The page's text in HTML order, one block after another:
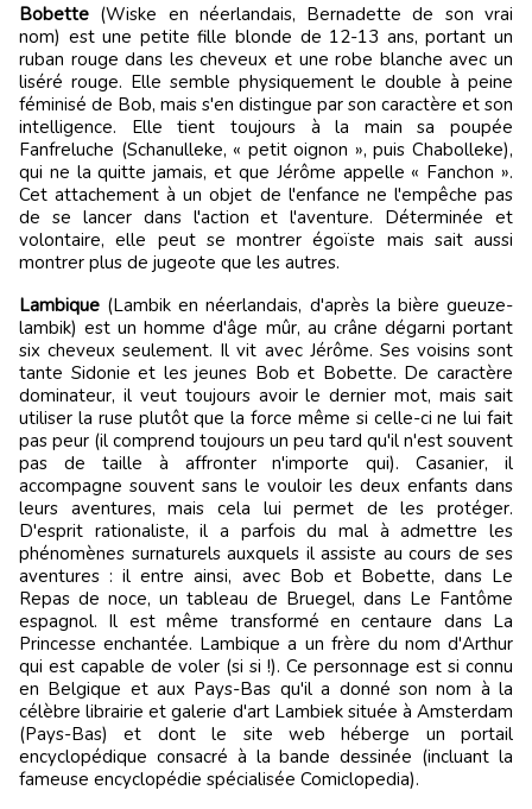
Bobette (Wiske en néerlandais, Bernadette de son vrai
nom) est une petite fille blonde de 12-13 ans, portant un
ruban rouge dans les cheveux et une robe blanche avec un
liséré rouge. Elle semble physiquement le double à peine
féminisé de Bob, mais s'en distingue par son caractère et son
intelligence. Elle tient toujours à la main sa poupée
Fanfreluche (Schanulleke, « petit oignon », puis Chabolleke),
qui ne la quitte jamais, et que Jérôme appelle « Fanchon ».
Cet attachement à un objet de l'enfance ne l'empêche pas
de se lancer dans l'action et l'aventure. Déterminée et
volontaire, elle peut se montrer égoïste mais sait aussi
montrer plus de jugeote que les autres.
Lambique (Lambik en néerlandais, d'après la bière gueuze-
lambik) est un homme d'âge mûr, au crâne dégarni portant
six cheveux seulement. Il vit avec Jérôme. Ses voisins sont
tante Sidonie et les jeunes Bob et Bobette. De caractère
dominateur, il veut toujours avoir le dernier mot, mais sait
utiliser la ruse plutôt que la force même si celle-ci ne lui fait
pas peur (il comprend toujours un peu tard qu'il n'est souvent
pas de taille à affronter n'importe qui). Casanier, il
accompagne souvent sans le vouloir les deux enfants dans
leurs aventures, mais cela lui permet de les protéger.
D'esprit rationaliste, il a parfois du mal à admettre les
phénomènes surnaturels auxquels il assiste au cours de ses
aventures : il entre ainsi, avec Bob et Bobette, dans Le
Repas de noce, un tableau de Bruegel, dans Le Fantôme
espagnol. Il est même transformé en centaure dans La
Princesse enchantée. Lambique a un frère du nom d'Arthur
qui est capable de voler (si si !). Ce personnage est si connu
en Belgique et aux Pays-Bas qu'il a donné son nom à la
célèbre librairie et galerie d'art Lambiek située à Amsterdam
(Pays-Bas) et dont le site web héberge un portail
encyclopédique consacré à la bande dessinée (incluant la
fameuse encyclopédie spécialisée Comiclopedia).